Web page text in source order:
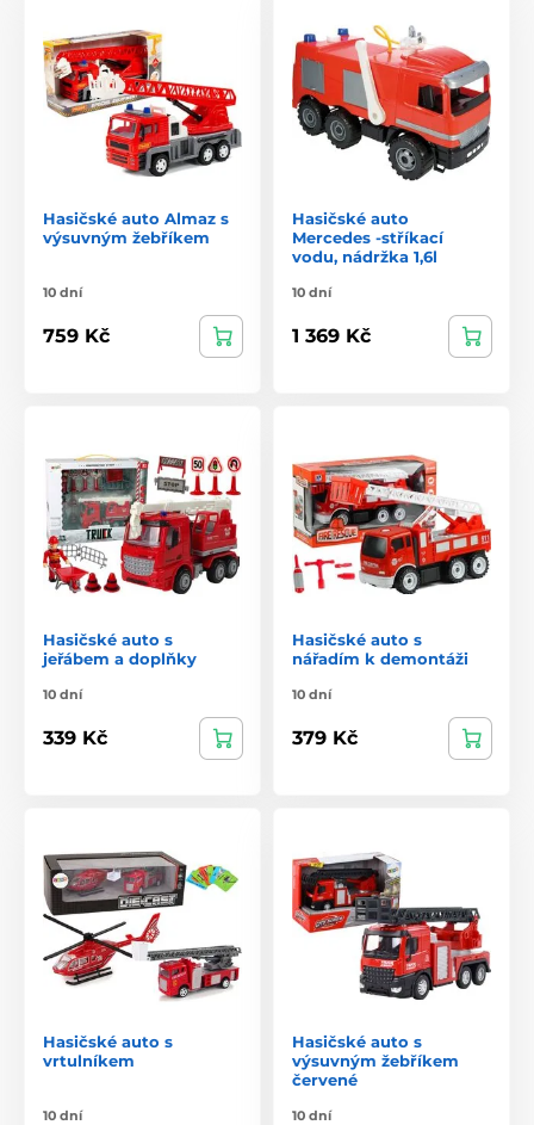
Hasičské auto Almaz s
výsuvným žebříkem
10 dní
759 Kč
Hasičské auto
Mercedes -stříkací
vodu, nádržka 1,6l
10 dní
1 369 Kč
Hasičské auto s
jeřábem a doplňky
10 dní
339 Kč
Hasičské auto s
nářadím k demontáži
10 dní
379 Kč
Hasičské auto s
vrtulníkem
10 dní
Hasičské auto s
výsuvným žebříkem
červené
10 dní